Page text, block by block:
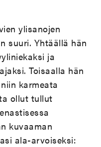
ylisanojen
suuri. Yhtäällä hän
ja
Toisaalla hän
karmeata
ollut tullut
kuvaaman
ala-arvoiseksi: